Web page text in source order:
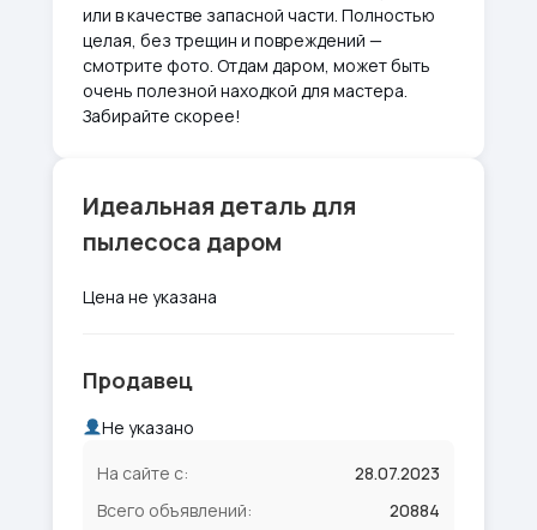
или в качестве запасной части. Полностью
целая, без трещин и повреждений —
смотрите фото. Отдам даром, может быть
очень полезной находкой для мастера.
Забирайте скорее!
Идеальная деталь для
пылесоса даром
Цена не указана
Продавец
Не указано
На сайте с:
28.07.2023
Всего объявлений:
20884